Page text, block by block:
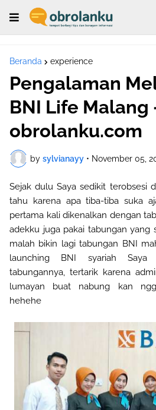
Beranda experience
Pengalaman
BNI Life Malang
obrolanku.com
by sylvianayy • November 05,
Sejak dulu Saya sedikit terobsesi
tahu karena apa tiba-tiba suka
pertama kali dikenalkan dengan
adekku juga pakai tabungan yang
malah bikin lagi tabungan BNI
launching BNI syariah
tabungannya, tertarik karena
lumayan buat nabung kan
hehehe